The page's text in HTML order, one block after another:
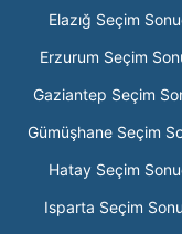
Elazığ Seçim
Erzurum Seçim
Gaziantep Seçim
Gümüşhane Seçim
Hatay Seçim
Isparta Seçim